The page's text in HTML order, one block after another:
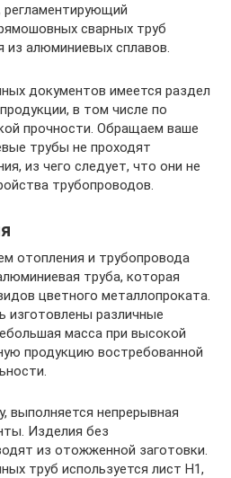
регламентирующий
сварных труб
из алюминиевых сплавов.
документов имеется раздел
в том числе по
прочности. Обращаем ваше
трубы не проходят
из чего следует, что они не
трубопроводов.
отопления и трубопровода
труба, которая
цветного металлопроката.
изготовлены различные
масса при высокой
продукцию востребованной
выполняется непрерывная
Изделия без
из отожженной заготовки.
труб используется лист Н1,